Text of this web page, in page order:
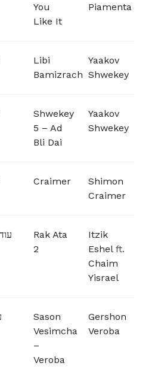
You
Like It
Piamenta
Libi
Bamizrach
Yaakov
Shwekey
Shwekey
5 – Ad
Bli Dai
Yaakov
Shwekey
Craimer
Shimon
Craimer
Rak Ata
2
Itzik
Eshelft.
Chaim
Yisrael
Sason
Vesimcha
–
Veroba
Gershon
Veroba